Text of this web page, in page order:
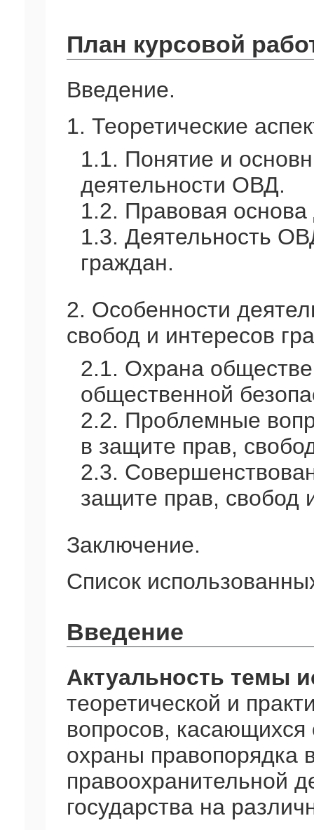
План курсовой
Введение.
1. Теоретические
1.1. Понятие и
деятельности ОВД.
1.2. Правовая
1.3. Деятельность
граждан.
2. Особенности
свобод и интересов
2.1. Охрана
общественной
2.2. Проблемные
в защите прав,
2.3.
защите прав, свобод
Заключение.
Список
Введение
Актуальность темы
теоретической и
вопросов,
охраны правопорядка
правоохранительной
государства на